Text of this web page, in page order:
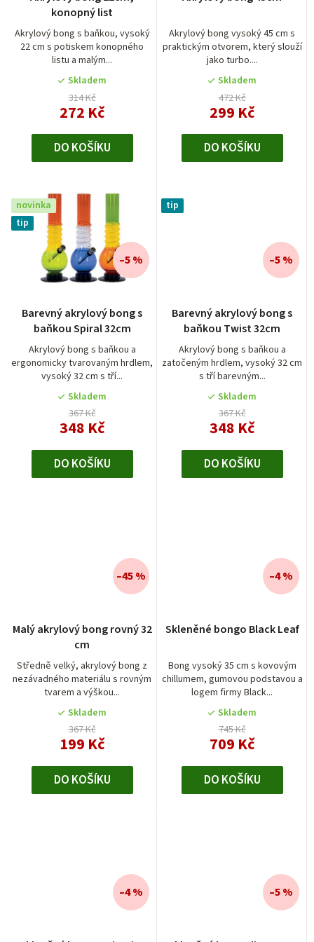
d
konopný list
Akrylový bong s baňkou, vysoký
22 cm s potiskem konopného
listu a malým...
Skladem
314 Kč
272 Kč
DO KOŠÍKU
Akrylový bong vysoký 45 cm s
praktickým otvorem, který slouží
jako turbo....
Skladem
472 Kč
299 Kč
DO KOŠÍKU
novinka
tip
Barevný akrylový bong s
baňkou Spiral 32cm
Akrylový bong s baňkou a
ergonomicky tvarovaným hrdlem,
vysoký 32 cm s tří...
Skladem
367 Kč
348 Kč
–5 %
DO KOŠÍKU
tip
Barevný akrylový bong s
baňkou Twist 32cm
Akrylový bong s baňkou a
zatočeným hrdlem, vysoký 32 cm
s tří barevným...
Skladem
367 Kč
348 Kč
–5 %
DO KOŠÍKU
Malý akrylový bong rovný 32
cm
Středně velký, akrylový bong z
nezávadného materiálu s rovným
tvarem a výškou...
Skladem
367 Kč
199 Kč
–45 %
DO KOŠÍKU
Skleněné bongo Black Leaf
Bong vysoký 35 cm s kovovým
chillumem, gumovou podstavou a
logem firmy Black...
Skladem
745 Kč
709 Kč
–4 %
DO KOŠÍKU
–4 % –5 %